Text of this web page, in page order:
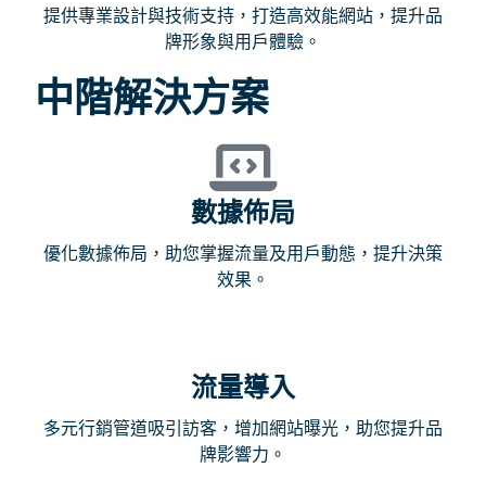
提供專業設計與技術支持，打造高效能網站，提升品
牌形象與用戶體驗。
中階解決方案
數據佈局
優化數據佈局，助您掌握流量及用戶動態，提升決策
效果。
流量導入
多元行銷管道吸引訪客，增加網站曝光，助您提升品
牌影響力。